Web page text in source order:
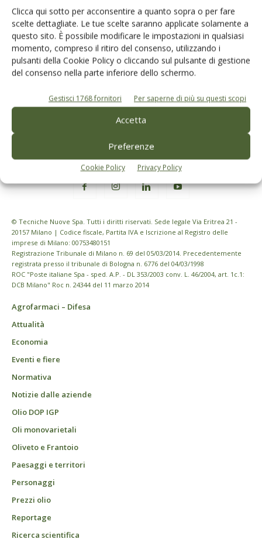
Clicca qui sotto per acconsentire a quanto sopra o per fare
scelte dettagliate. Le tue scelte saranno applicate solamente a
questo sito. È possibile modificare le impostazioni in qualsiasi
momento, compreso il ritiro del consenso, utilizzando i
pulsanti della Cookie Policy o cliccando sul pulsante di gestione
del consenso nella parte inferiore dello schermo.
Gestisci 1768 fornitori Per saperne di più su questi scopi
Accetta
Preferenze
Cookie Policy Privacy Policy
dell’agricoltura
Iscriviti alle nostre newsletter
© Tecniche Nuove Spa. Tutti i diritti riservati. Sede legale Via Eritrea 21 -
20157 Milano | Codice fiscale, Partita IVA e Iscrizione al Registro delle
imprese di Milano: 00753480151
Registrazione Tribunale di Milano n. 69 del 05/03/2014. Precedentemente
registrata presso il tribunale di Bologna n. 6776 del 04/03/1998
ROC "Poste italiane Spa - sped. A.P. - DL 353/2003 conv. L. 46/2004, art. 1c.1:
DCB Milano" Roc n. 24344 del 11 marzo 2014
Agrofarmaci – Difesa
Attualità
Economia
Eventi e fiere
Normativa
Notizie dalle aziende
Olio DOP IGP
Oli monovarietali
Oliveto e Frantoio
Paesaggi e territori
Personaggi
Prezzi olio
Reportage
Ricerca scientifica